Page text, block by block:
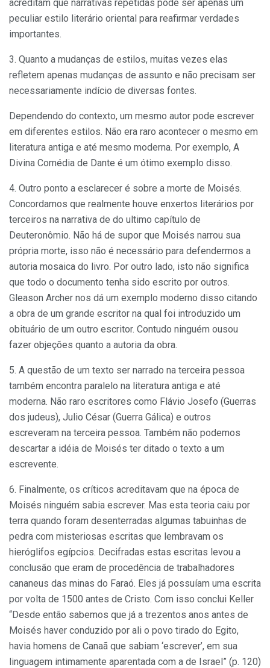
acreditam que narrativas repetidas pode ser apenas um
peculiar estilo literário oriental para reafirmar verdades
importantes.
3. Quanto a mudanças de estilos, muitas vezes elas
refletem apenas mudanças de assunto e não precisam ser
necessariamente indício de diversas fontes.
Dependendo do contexto, um mesmo autor pode escrever
em diferentes estilos. Não era raro acontecer o mesmo em
literatura antiga e até mesmo moderna. Por exemplo, A
Divina Comédia de Dante é um ótimo exemplo disso.
4. Outro ponto a esclarecer é sobre a morte de Moisés.
Concordamos que realmente houve enxertos literários por
terceiros na narrativa de do ultimo capítulo de
Deuteronômio. Não há de supor que Moisés narrou sua
própria morte, isso não é necessário para defendermos a
autoria mosaica do livro. Por outro lado, isto não significa
que todo o documento tenha sido escrito por outros.
Gleason Archer nos dá um exemplo moderno disso citando
a obra de um grande escritor na qual foi introduzido um
obituário de um outro escritor. Contudo ninguém ousou
fazer objeções quanto a autoria da obra.
5. A questão de um texto ser narrado na terceira pessoa
também encontra paralelo na literatura antiga e até
moderna. Não raro escritores como Flávio Josefo (Guerras
dos judeus), Julio César (Guerra Gálica) e outros
escreveram na terceira pessoa. Também não podemos
descartar a idéia de Moisés ter ditado o texto a um
escrevente.
6. Finalmente, os críticos acreditavam que na época de
Moisés ninguém sabia escrever. Mas esta teoria caiu por
terra quando foram desenterradas algumas tabuinhas de
pedra com misteriosas escritas que lembravam os
hieróglifos egípcios. Decifradas estas escritas levou a
conclusão que eram de procedência de trabalhadores
cananeus das minas do Faraó. Eles já possuíam uma escrita
por volta de 1500 antes de Cristo. Com isso conclui Keller
“Desde então sabemos que já a trezentos anos antes de
Moisés haver conduzido por ali o povo tirado do Egito,
havia homens de Canaã que sabiam ‘escrever’, em sua
linguagem intimamente aparentada com a de Israel” (p. 120)